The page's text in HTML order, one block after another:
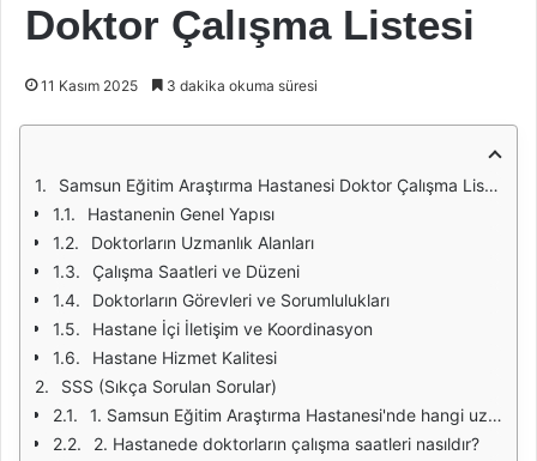
Doktor Çalışma Listesi
11 Kasım 2025 3 dakika okuma süresi
Samsun Eğitim Araştırma Hastanesi Doktor Çalışma Listesi
Hastanenin Genel Yapısı
Doktorların Uzmanlık Alanları
Çalışma Saatleri ve Düzeni
Doktorların Görevleri ve Sorumlulukları
Hastane İçi İletişim ve Koordinasyon
Hastane Hizmet Kalitesi
SSS (Sıkça Sorulan Sorular)
1. Samsun Eğitim Araştırma Hastanesi'nde hangi uzmanlık alanları bulunmaktadır?
2. Hastanede doktorların çalışma saatleri nasıldır?